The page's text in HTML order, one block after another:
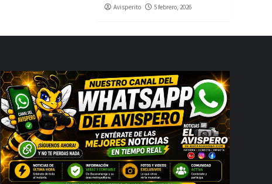
Avisperito 5 febrero, 2026